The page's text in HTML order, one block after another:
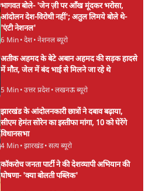
भागवत बोले- 'जेन ज़ी पर आँख मूंदकर भरोसा,
आंदोलन देश-विरोधी नहीं'; अतुल लिमये बोले थे-
'एंटी नेशनल'
6 Min• देश• नेशनल ब्यूरो
अतीक अहमद के बेटे अबान अहमद की सड़क हादसे
में मौत, जेल में बंद भाई से मिलने जा रहे थे
5 Min• उत्तर प्रदेश• लखनऊ ब्यूरो
झारखंड के आंदोलनकारी छात्रों ने दबाव बढ़ाया,
सीएम हेमंत सोरेन का इस्तीफा मांगा, 10 को घेरेंगे
विधानसभा
4 Min• झारखंड• सत्य ब्यूरो
कॉकरोच जनता पार्टी ने की देशव्यापी अभियान की
घोषणा- 'क्या बोलती पब्लिक'